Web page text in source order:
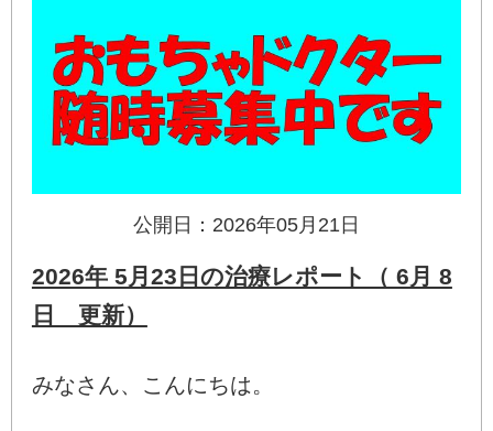
公開日：2026年05月21日
2026年 5月23日の治療レポート（ 6月 8
日 更新）
みなさん、こんにちは。